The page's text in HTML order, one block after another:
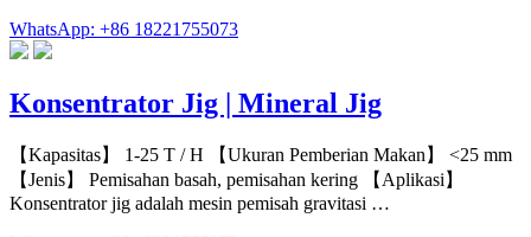
WhatsApp: +86 18221755073
Konsentrator Jig | Mineral Jig
【Kapasitas】 1-25 T / H 【Ukuran Pemberian Makan】 <25 mm
【Jenis】 Pemisahan basah, pemisahan kering 【Aplikasi】
Konsentrator jig adalah mesin pemisah gravitasi …